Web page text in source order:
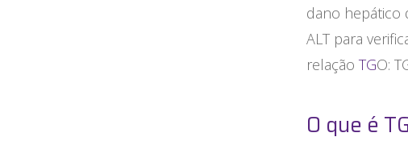
dano hepático
ALT para
relação TGO:
O que é